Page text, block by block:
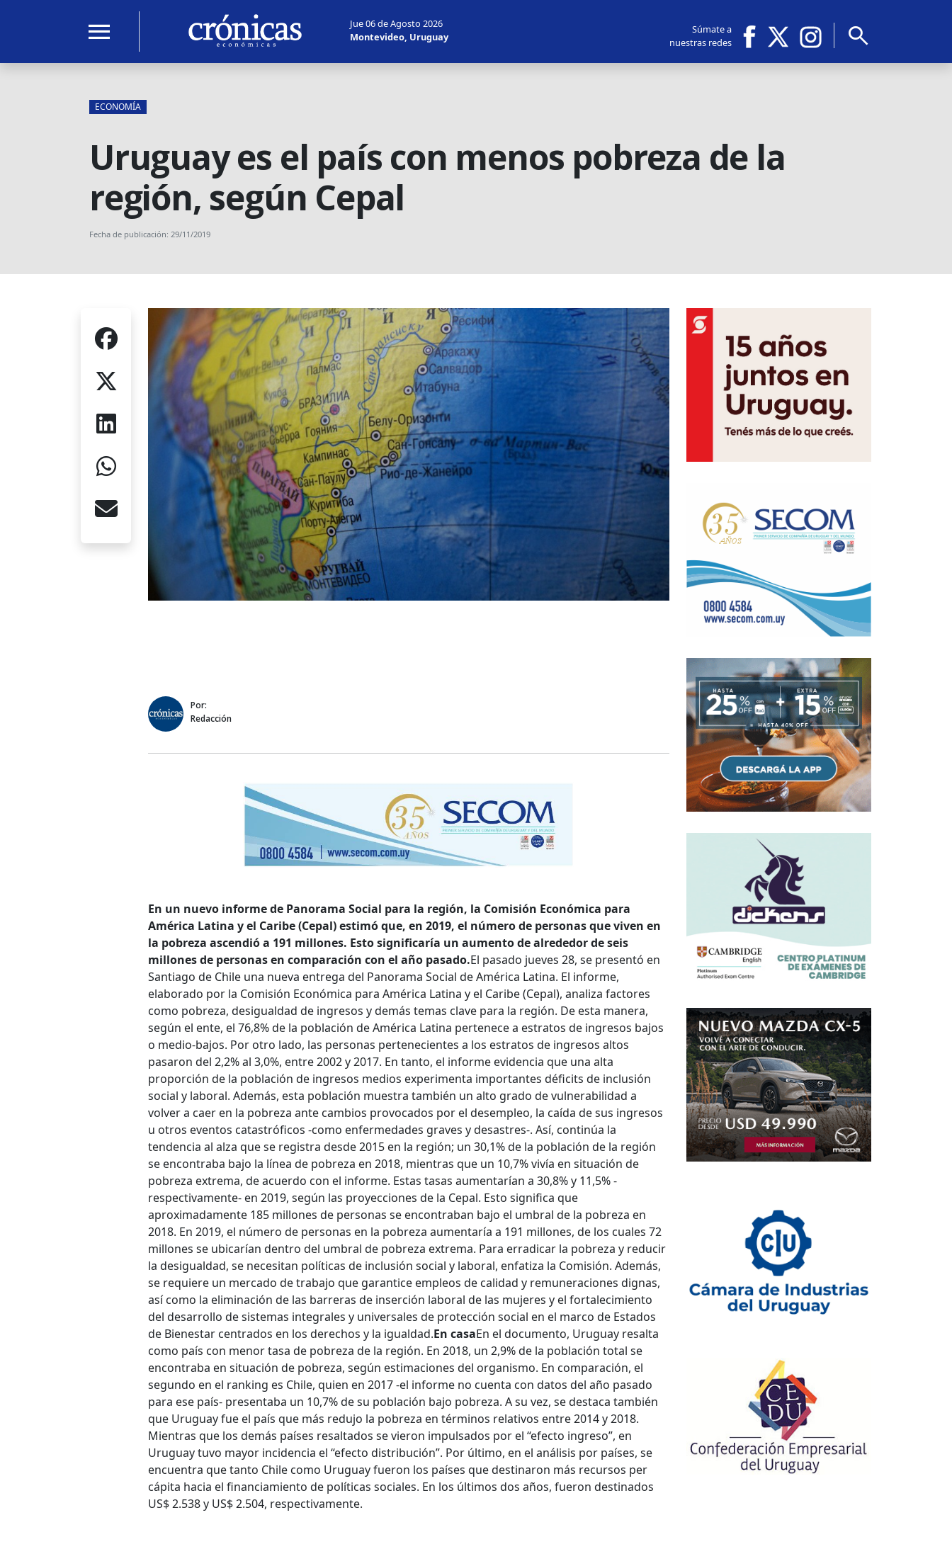
menu
Jue 06 de Agosto 2026
Montevideo, Uruguay
Súmate a
nuestras redes
search
ECONOMÍA
Uruguay es el país con menos pobreza de la
región, según Cepal
Fecha de publicación: 29/11/2019
Por:
Redacción
En un nuevo informe de Panorama Social para la región, la Comisión Económica para
América Latina y el Caribe (Cepal) estimó que, en 2019, el número de personas que viven en
la pobreza ascendió a 191 millones. Esto significaría un aumento de alrededor de seis
millones de personas en comparación con el año pasado.El pasado jueves 28, se presentó en
Santiago de Chile una nueva entrega del Panorama Social de América Latina. El informe,
elaborado por la Comisión Económica para América Latina y el Caribe (Cepal), analiza factores
como pobreza, desigualdad de ingresos y demás temas clave para la región. De esta manera,
según el ente, el 76,8% de la población de América Latina pertenece a estratos de ingresos bajos
o medio-bajos. Por otro lado, las personas pertenecientes a los estratos de ingresos altos
pasaron del 2,2% al 3,0%, entre 2002 y 2017. En tanto, el informe evidencia que una alta
proporción de la población de ingresos medios experimenta importantes déficits de inclusión
social y laboral. Además, esta población muestra también un alto grado de vulnerabilidad a
volver a caer en la pobreza ante cambios provocados por el desempleo, la caída de sus ingresos
u otros eventos catastróficos -como enfermedades graves y desastres-. Así, continúa la
tendencia al alza que se registra desde 2015 en la región; un 30,1% de la población de la región
se encontraba bajo la línea de pobreza en 2018, mientras que un 10,7% vivía en situación de
pobreza extrema, de acuerdo con el informe. Estas tasas aumentarían a 30,8% y 11,5% -
respectivamente- en 2019, según las proyecciones de la Cepal. Esto significa que
aproximadamente 185 millones de personas se encontraban bajo el umbral de la pobreza en
2018. En 2019, el número de personas en la pobreza aumentaría a 191 millones, de los cuales 72
millones se ubicarían dentro del umbral de pobreza extrema. Para erradicar la pobreza y reducir
la desigualdad, se necesitan políticas de inclusión social y laboral, enfatiza la Comisión. Además,
se requiere un mercado de trabajo que garantice empleos de calidad y remuneraciones dignas,
así como la eliminación de las barreras de inserción laboral de las mujeres y el fortalecimiento
del desarrollo de sistemas integrales y universales de protección social en el marco de Estados
de Bienestar centrados en los derechos y la igualdad.En casaEn el documento, Uruguay resalta
como país con menor tasa de pobreza de la región. En 2018, un 2,9% de la población total se
encontraba en situación de pobreza, según estimaciones del organismo. En comparación, el
segundo en el ranking es Chile, quien en 2017 -el informe no cuenta con datos del año pasado
para ese país- presentaba un 10,7% de su población bajo pobreza. A su vez, se destaca también
que Uruguay fue el país que más redujo la pobreza en términos relativos entre 2014 y 2018.
Mientras que los demás países resaltados se vieron impulsados por el “efecto ingreso”, en
Uruguay tuvo mayor incidencia el “efecto distribución”. Por último, en el análisis por países, se
encuentra que tanto Chile como Uruguay fueron los países que destinaron más recursos per
cápita hacia el financiamiento de políticas sociales. En los últimos dos años, fueron destinados
US$ 2.538 y US$ 2.504, respectivamente.